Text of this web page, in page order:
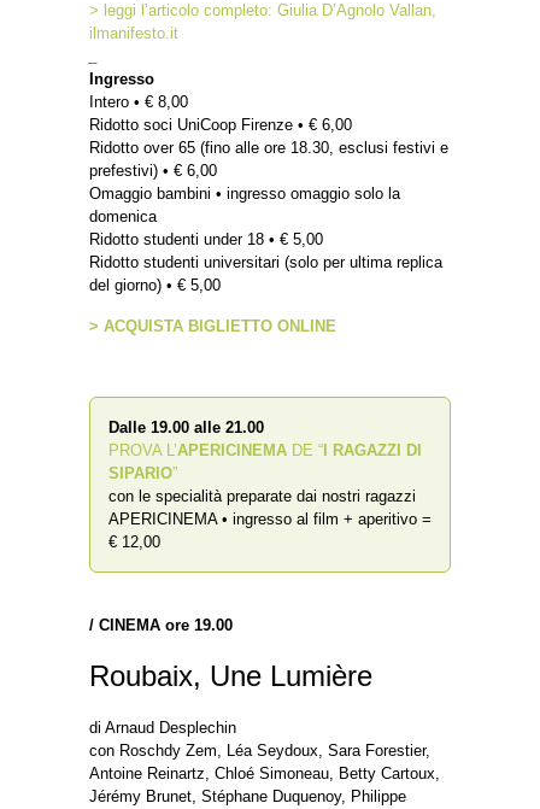
> leggi l’articolo completo: Giulia D’Agnolo Vallan,
ilmanifesto.it
Ingresso
Intero • € 8,00
Ridotto soci UniCoop Firenze • € 6,00
Ridotto over 65 (fino alle ore 18.30, esclusi festivi e
prefestivi) • € 6,00
Omaggio bambini • ingresso omaggio solo la
domenica
Ridotto studenti under 18 • € 5,00
Ridotto studenti universitari (solo per ultima replica
del giorno) • € 5,00
> ACQUISTA BIGLIETTO ONLINE
Dalle 19.00 alle 21.00
PROVA L’APERICINEMA DE “ I RAGAZZI DI
SIPARIO”
con le specialità preparate dai nostri ragazzi
APERICINEMA • ingresso al film + aperitivo =
€ 12,00
/ CINEMA ore 19.00
Roubaix, Une Lumière
di Arnaud Desplechin
con Roschdy Zem, Léa Seydoux, Sara Forestier,
Antoine Reinartz, Chloé Simoneau, Betty Cartoux,
Jérémy Brunet, Stéphane Duquenoy, Philippe